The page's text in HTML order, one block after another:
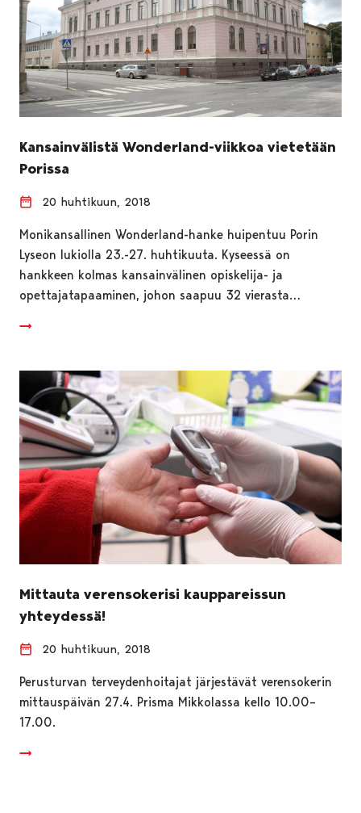
Kansainvälistä Wonderland-viikkoa vietetään
Porissa
20 huhtikuun, 2018
Monikansallinen Wonderland-hanke huipentuu Porin
Lyseon lukiolla 23.-27. huhtikuuta. Kyseessä on
hankkeen kolmas kansainvälinen opiskelija- ja
opettajatapaaminen, johon saapuu 32 vierasta…
Mittauta verensokerisi kauppareissun
yhteydessä!
20 huhtikuun, 2018
Perusturvan terveydenhoitajat järjestävät verensokerin
mittauspäivän 27.4. Prisma Mikkolassa kello 10.00–
17.00.